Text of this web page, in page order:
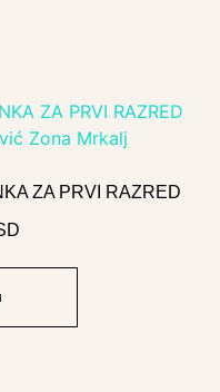
ZA PRVI RAZRED